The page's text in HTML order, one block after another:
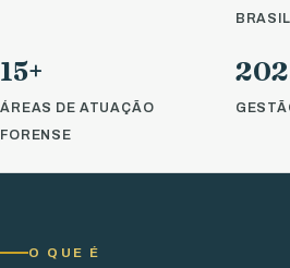
BRASIL
15+
ÁREAS DE ATUAÇÃO
FORENSE
O QUE É